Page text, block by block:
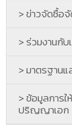
> ข่าวจัดซื้อ
> ร่วมงานกับ
> มาตรฐานแ
> ข้อมูลการ
ปริญญาเอก